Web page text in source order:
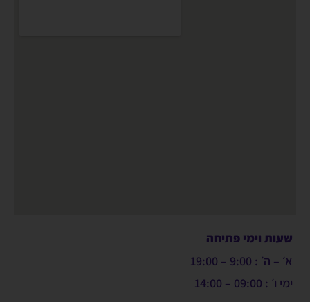
שעות וימי פתיחה
א׳ – ה׳ : 9:00 – 19:00
ימי ו׳ : 09:00 – 14:00